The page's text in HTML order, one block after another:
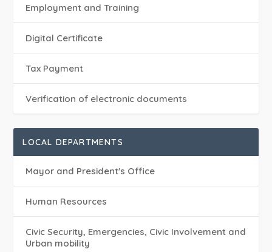
Employment and Training
Digital Certificate
Tax Payment
Verification of electronic documents
LOCAL DEPARTMENTS
Mayor and President's Office
Human Resources
Civic Security, Emergencies, Civic Involvement and
Urban mobility